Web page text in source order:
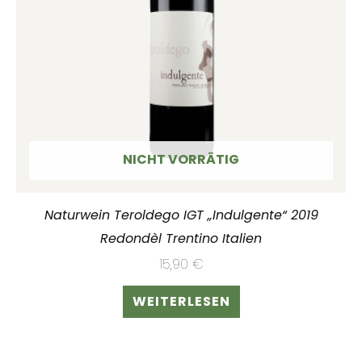
NICHT VORRÄTIG
Naturwein Teroldego IGT „Indulgente“ 2019
Redondèl Trentino Italien
15,90 €
WEITERLESEN